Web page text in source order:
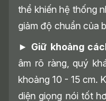
thể khiến hệ thống
giảm độ chuẩn của
► Giữ khoảng
âm rõ ràng, quý
khoảng 10 - 15 cm.
diện giọng nói tốt